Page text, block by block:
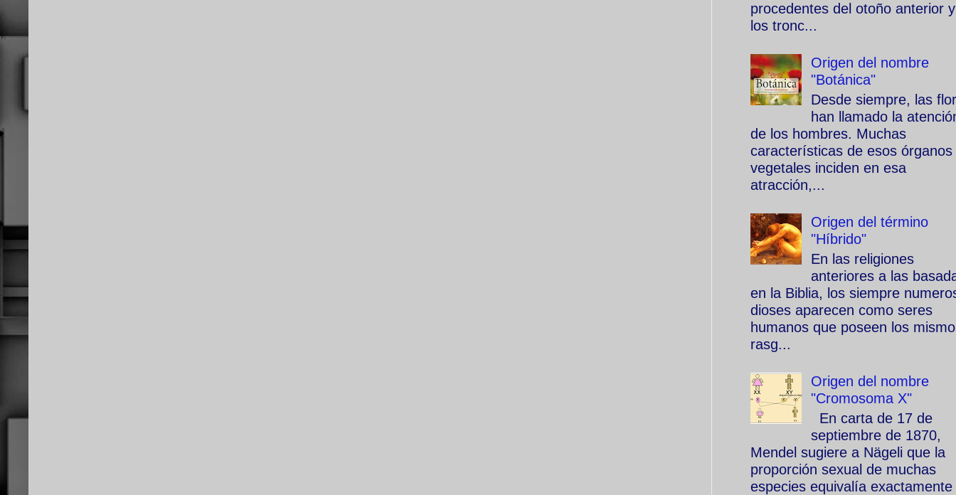
procedentes del otoño anterior y
los tronc...
Origen del nombre
"Botánica"
Desde siempre, las
han llamado la
de los hombres. Muchas
características de esos órganos
vegetales inciden en esa
atracción,...
Origen del término
"Híbrido"
En las religiones
anteriores a las
en la Biblia, los siempre
dioses aparecen como seres
humanos que poseen los
rasg...
Origen del nombre
"Cromosoma X"
En carta de 17 de
septiembre de 1870,
Mendel sugiere a Nägeli que la
proporción sexual de muchas
especies equivalía exactamente